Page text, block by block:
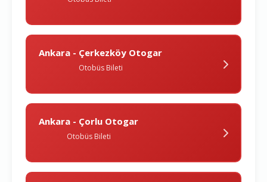
Ankara - Çerkezköy Otogar
Otobüs Bileti
Ankara - Çorlu Otogar
Otobüs Bileti